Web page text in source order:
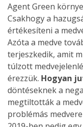
Agent Green
Csakhogy a
értékesíteni a
Azóta a medve
terjeszkedik, amit
túlzott
érezzük. Hogyan
döntéseknek a
megtiltották a
problémás